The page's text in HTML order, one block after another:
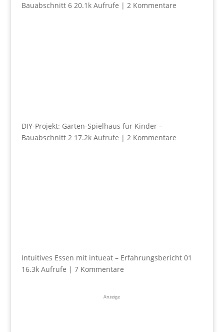
Bauabschnitt 6 20.1k Aufrufe | 2 Kommentare
DIY-Projekt: Garten-Spielhaus für Kinder –
Bauabschnitt 2 17.2k Aufrufe | 2 Kommentare
Intuitives Essen mit intueat – Erfahrungsbericht 01
16.3k Aufrufe | 7 Kommentare
Anzeige